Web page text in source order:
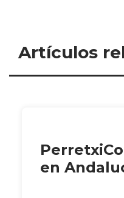
Artículos
en